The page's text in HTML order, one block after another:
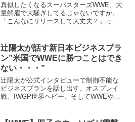
真似したくなるスーパスターズWWE、大
量解雇で大騒ぎしてるじゃないですか。
「こんなにリリースして大丈夫？」って
ーはちゃんといるし、RAWや
SMACKDOWNにまだ出てな...
辻陽太が話す新日本ビジネスプラ
ン”米国でWWEに勝つことはでき
ない・・・”
辻陽太が公式インタビューで制御不能な
ビジネスプランを話し出す。オスプレイ
戦、IWGP世界ヘビー、そしてWWEや